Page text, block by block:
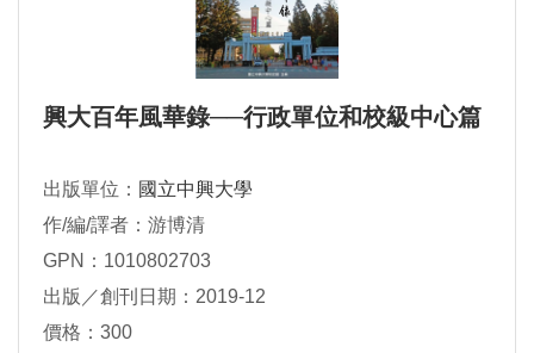
興大百年風華錄──行政單位和校級中心篇
出版單位： 國立中興大學
作/編/譯者：游博清
GPN：1010802703
出版／創刊日期：2019-12
價格：300